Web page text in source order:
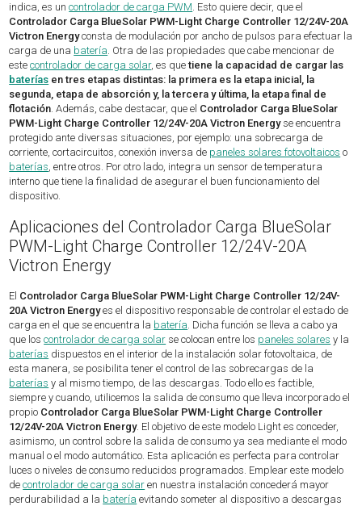
indica, es uncontrolador de carga PWM. Esto quiere decir, que el
Controlador Carga BlueSolar PWM-Light Charge Controller 12/24V-20A
Victron Energyconsta de modulación por ancho de pulsos para efectuar la
carga de una batería. Otra de las propiedades que cabe mencionar de
estecontrolador de carga solar, es quetiene la capacidad de cargar las
baterías en tres etapas distintas: la primera es la etapa inicial, la
segunda, etapa de absorción y, la tercera y última, la etapa final de
flotación. Además, cabe destacar, que el Controlador Carga BlueSolar
PWM-Light Charge Controller 12/24V-20A Victron Energyse encuentra
protegido ante diversas situaciones, por ejemplo: una sobrecarga de
corriente, cortacircuitos, conexión inversa de paneles solares fotovoltaicos o
baterías, entre otros. Por otro lado, integra un sensor de temperatura
interno que tiene la finalidad de asegurar el buen funcionamiento del
dispositivo.
Aplicaciones del Controlador Carga BlueSolar
PWM-Light Charge Controller 12/24V-20A
Victron Energy
El Controlador Carga BlueSolar PWM-Light Charge Controller 12/24V-
20A Victron Energyes el dispositivo responsable de controlar el estado de
carga en el que se encuentra la batería . Dicha función se lleva a cabo ya
que loscontrolador de carga solar se colocan entre los paneles solares y la
baterías dispuestos en el interior de la instalación solar fotovoltaica, de
esta manera, se posibilita tener el control de las sobrecargas de la
baterías y al mismo tiempo, de las descargas. Todo ello es factible,
siempre y cuando, utilicemos la salida de consumo que lleva incorporado el
propio Controlador Carga BlueSolar PWM-Light Charge Controller
12/24V-20A Victron Energy. El objetivo de este modelo Light es conceder,
asimismo, un control sobre la salida de consumo ya sea mediante el modo
manual o el modo automático. Esta aplicación es perfecta para controlar
luces o niveles de consumo reducidos programados. Emplear este modelo
decontrolador de carga solar en nuestra instalación concederá mayor
perdurabilidad a la batería evitando someter al dispositivo a descargas